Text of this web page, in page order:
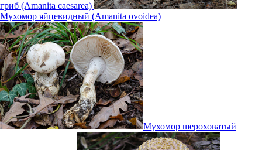
гриб (Amanita caesarea)
Мухомор яйцевидный (Amanita ovoidea)
Мухомор шероховатый